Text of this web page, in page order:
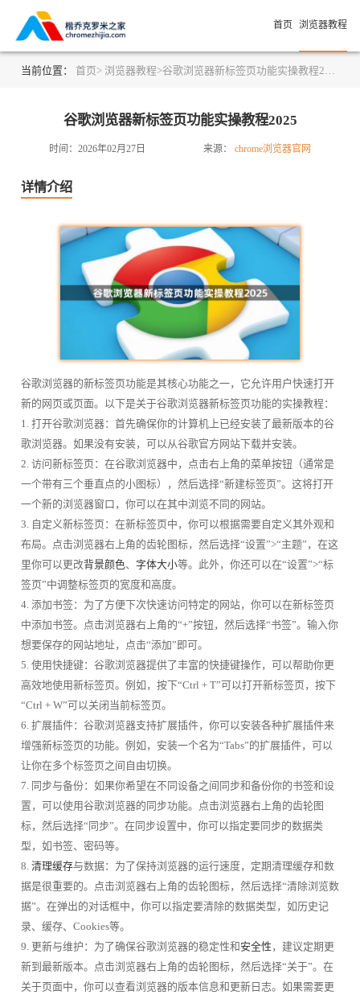
首页 浏览器教程
当前位置： 首页> 浏览器教程>谷歌浏览器新标签页功能实操教程2025
谷歌浏览器新标签页功能实操教程2025
时间：2026年02月27日 来源： chrome浏览器官网
详情介绍
谷歌浏览器的新标签页功能是其核心功能之一，它允许用户快速打开
新的网页或页面。以下是关于谷歌浏览器新标签页功能的实操教程：
1. 打开谷歌浏览器：首先确保你的计算机上已经安装了最新版本的谷
歌浏览器。如果没有安装，可以从谷歌官方网站下载并安装。
2. 访问新标签页：在谷歌浏览器中，点击右上角的菜单按钮（通常是
一个带有三个垂直点的小图标），然后选择“新建标签页”。这将打开
一个新的浏览器窗口，你可以在其中浏览不同的网站。
3. 自定义新标签页：在新标签页中，你可以根据需要自定义其外观和
布局。点击浏览器右上角的齿轮图标，然后选择“设置”>“主题”，在这
里你可以更改背景颜色、 字体大小等。此外，你还可以在“设置”>“标
签页”中调整标签页的宽度和高度。
4. 添加书签：为了方便下次快速访问特定的网站，你可以在新标签页
中添加书签。点击浏览器右上角的“+”按钮，然后选择“书签”。输入你
想要保存的网站地址，点击“添加”即可。
5. 使用快捷键：谷歌浏览器提供了丰富的快捷键操作，可以帮助你更
高效地使用新标签页。例如，按下“Ctrl + T”可以打开新标签页，按下
“Ctrl + W”可以关闭当前标签页。
6. 扩展插件：谷歌浏览器支持扩展插件，你可以安装各种扩展插件来
增强新标签页的功能。例如，安装一个名为“Tabs”的扩展插件，可以
让你在多个标签页之间自由切换。
7. 同步与备份：如果你希望在不同设备之间同步和备份你的书签和设
置，可以使用谷歌浏览器的同步功能。点击浏览器右上角的齿轮图
标，然后选择“同步”。在同步设置中，你可以指定要同步的数据类
型，如书签、密码等。
8. 清理缓存与数据：为了保持浏览器的运行速度，定期清理缓存和数
据是很重要的。点击浏览器右上角的齿轮图标，然后选择“清除浏览数
据”。在弹出的对话框中，你可以指定要清除的数据类型，如历史记
录、缓存、Cookies等。
9. 更新与维护：为了确保谷歌浏览器的稳定性和 安全性 ，建议定期更
新到最新版本。点击浏览器右上角的齿轮图标，然后选择“关于”。在
关于页面中，你可以查看浏览器的版本信息和更新日志。如果需要更